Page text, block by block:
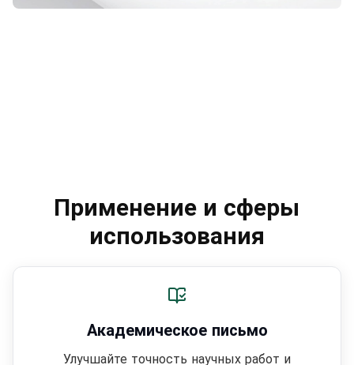
Применение и сферы
использования
Академическое письмо
Улучшайте точность научных работ и